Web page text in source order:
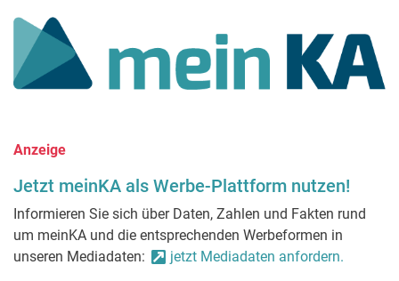
Anzeige
Jetzt meinKA als Werbe-Plattform nutzen!
Informieren Sie sich über Daten, Zahlen und Fakten rund
um meinKA und die entsprechenden Werbeformen in
unseren Mediadaten:
jetzt Mediadaten anfordern.